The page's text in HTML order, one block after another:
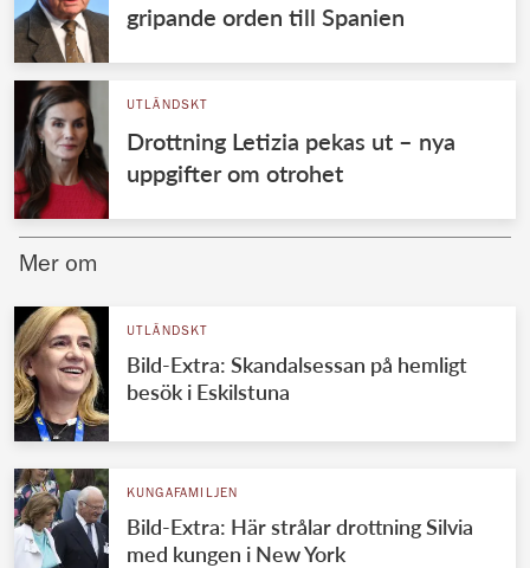
gripande orden till Spanien
UTLÄNDSKT
Drottning Letizia pekas ut – nya
uppgifter om otrohet
Mer om
UTLÄNDSKT
Bild-Extra: Skandalsessan på hemligt
besök i Eskilstuna
KUNGAFAMILJEN
Bild-Extra: Här strålar drottning Silvia
med kungen i New York